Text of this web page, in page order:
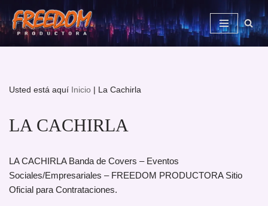
Saltar
al
Usted está aquí Inicio | La Cachirla
LA CACHIRLA
LA CACHIRLA Banda de Covers – Eventos
Sociales/Empresariales – FREEDOM PRODUCTORA Sitio
Oficial para Contrataciones.